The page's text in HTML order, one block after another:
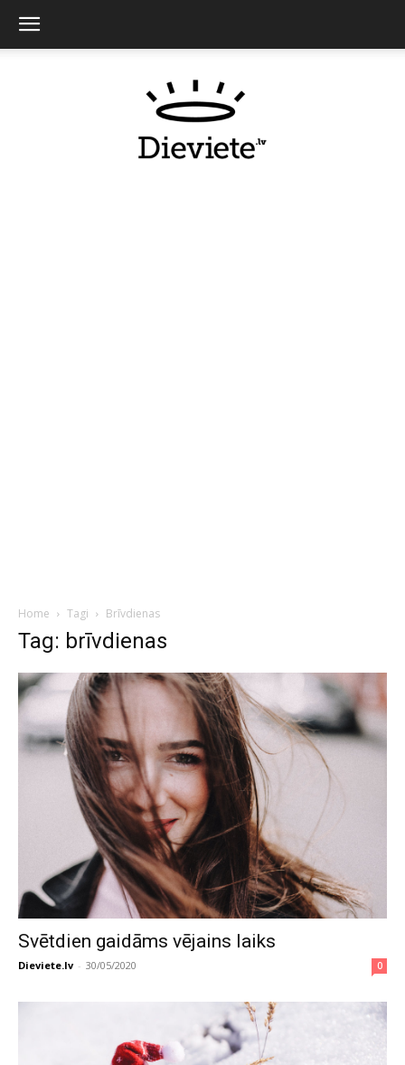
Home Tagi Brīvdienas
Tag: brīvdienas
Svētdien gaidāms vējains laiks
Dieviete.lv - 30/05/2020 0